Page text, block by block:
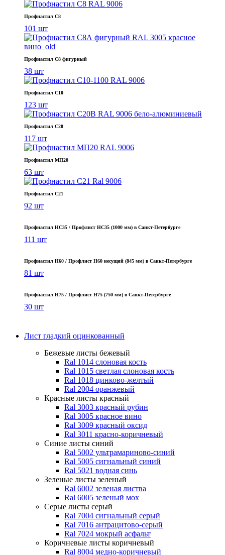
Профнастил С8
101 шт
Профнастил С8 фигурный
38 шт
Профнастил С10
123 шт
Профнастил С20
117 шт
Профнастил МП20
63 шт
Профнастил С21
92 шт
Профнастил НС35 / Профлист НС35 (1000 мм) в Санкт‑Петербурге
111 шт
Профнастил Н60 / Профлист Н60 несущий (845 мм) в Санкт-Петербурге
81 шт
Профнастил Н75 / Профлист Н75 (750 мм) в Санкт-Петербурге
30 шт
Лист гладкий оцинкованный
Бежевые листы бежевый
Ral 1014 слоновая кость
Ral 1015 светлая слоновая кость
Ral 1018 цинково-желтый
Ral 2004 оранжевый
Красные листы красный
Ral 3003 красный рубин
Ral 3005 красное вино
Ral 3009 красный оксид
Ral 3011 красно-коричневый
Синие листы синий
Ral 5002 ультрамариново-синий
Ral 5005 сигнальный синий
Ral 5021 водная синь
Зеленые листы зеленый
Ral 6002 зеленая листва
Ral 6005 зеленый мох
Серые листы серый
Ral 7004 сигнальный серый
Ral 7016 антрацитово-серый
Ral 7024 мокрый асфальт
Коричневые листы коричневый
Ral 8004 медно-коричневый